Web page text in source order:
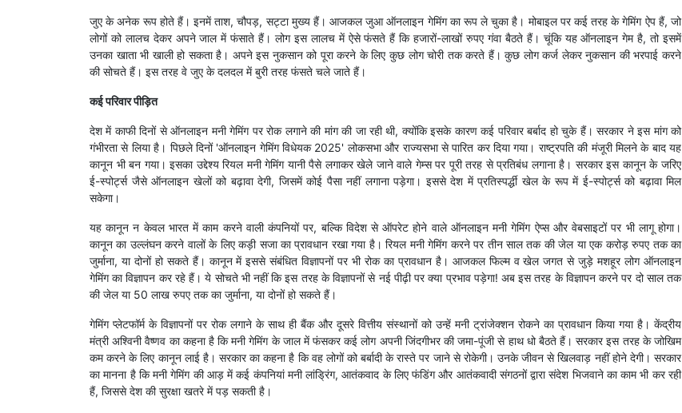
जुए के अनेक रूप होते हैं। इनमें ताश, चौपड़, सट्टा मुख्य हैं। आजकल जुआ ऑनलाइन गेमिंग का रूप ले चुका है। मोबाइल पर कई तरह के गेमिंग ऐप हैं, जो
लोगों को लालच देकर अपने जाल में फंसाते हैं। लोग इस लालच में ऐसे फंसते हैं कि हजारों-लाखों रुपए गंवा बैठते हैं। चूंकि यह ऑनलाइन गेम है, तो इसमें
उनका खाता भी खाली हो सकता है। अपने इस नुकसान को पूरा करने के लिए कुछ लोग चोरी तक करते हैं। कुछ लोग कर्ज लेकर नुकसान की भरपाई करने
की सोचते हैं। इस तरह वे जुए के दलदल में बुरी तरह फंसते चले जाते हैं।
कई परिवार पीड़ित
देश में काफी दिनों से ऑनलाइन मनी गेमिंग पर रोक लगाने की मांग की जा रही थी, क्योंकि इसके कारण कई परिवार बर्बाद हो चुके हैं। सरकार ने इस मांग को
गंभीरता से लिया है। पिछले दिनों 'ऑनलाइन गेमिंग विधेयक 2025' लोकसभा और राज्यसभा से पारित कर दिया गया। राष्ट्रपति की मंजूरी मिलने के बाद यह
कानून भी बन गया। इसका उद्देश्य रियल मनी गेमिंग यानी पैसे लगाकर खेले जाने वाले गेम्स पर पूरी तरह से प्रतिबंध लगाना है। सरकार इस कानून के जरिए
ई-स्पोर्ट्स जैसे ऑनलाइन खेलों को बढ़ावा देगी, जिसमें कोई पैसा नहीं लगाना पड़ेगा। इससे देश में प्रतिस्पर्द्धी खेल के रूप में ई-स्पोर्ट्स को बढ़ावा मिल
सकेगा।
यह कानून न केवल भारत में काम करने वाली कंपनियों पर, बल्कि विदेश से ऑपरेट होने वाले ऑनलाइन मनी गेमिंग ऐप्स और वेबसाइटों पर भी लागू होगा।
कानून का उल्लंघन करने वालों के लिए कड़ी सजा का प्रावधान रखा गया है। रियल मनी गेमिंग करने पर तीन साल तक की जेल या एक करोड़ रुपए तक का
जुर्माना, या दोनों हो सकते हैं। कानून में इससे संबंधित विज्ञापनों पर भी रोक का प्रावधान है। आजकल फिल्म व खेल जगत से जुड़े मशहूर लोग ऑनलाइन
गेमिंग का विज्ञापन कर रहे हैं। ये सोचते भी नहीं कि इस तरह के विज्ञापनों से नई पीढ़ी पर क्या प्रभाव पड़ेगा! अब इस तरह के विज्ञापन करने पर दो साल तक
की जेल या 50 लाख रुपए तक का जुर्माना, या दोनों हो सकते हैं।
गेमिंग प्लेटफॉर्म के विज्ञापनों पर रोक लगाने के साथ ही बैंक और दूसरे वित्तीय संस्थानों को उन्हें मनी ट्रांजेक्शन रोकने का प्रावधान किया गया है। केंद्रीय
मंत्री अश्विनी वैष्णव का कहना है कि मनी गेमिंग के जाल में फंसकर कई लोग अपनी जिंदगीभर की जमा-पूंजी से हाथ धो बैठते हैं। सरकार इस तरह के जोखिम
कम करने के लिए कानून लाई है। सरकार का कहना है कि वह लोगों को बर्बादी के रास्ते पर जाने से रोकेगी। उनके जीवन से खिलवाड़ नहीं होने देगी। सरकार
का मानना है कि मनी गेमिंग की आड़ में कई कंपनियां मनी लांड्रिंग, आतंकवाद के लिए फंडिंग और आतंकवादी संगठनों द्वारा संदेश भिजवाने का काम भी कर रही
हैं, जिससे देश की सुरक्षा खतरे में पड़ सकती है।